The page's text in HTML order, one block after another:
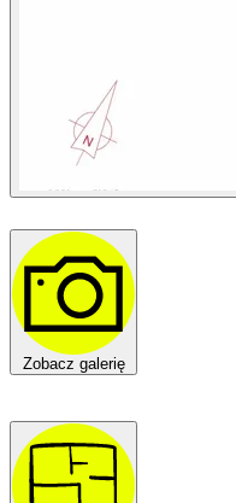
Zobacz galerię